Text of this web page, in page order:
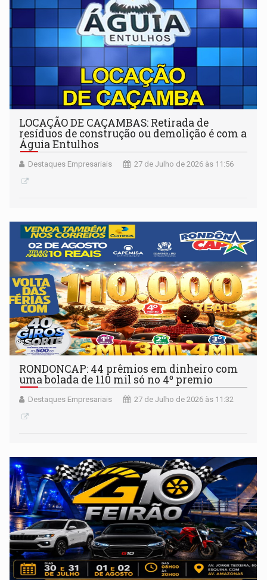
LOCAÇÃO DE CAÇAMBAS: Retirada de
resíduos de construção ou demolição é com a
Águia Entulhos
Destaques Empresariais 27 de Julho de 2026 às 11:56
RONDONCAP: 44 prêmios em dinheiro com
uma bolada de 110 mil só no 4º premio
Destaques Empresariais 27 de Julho de 2026 às 11:32